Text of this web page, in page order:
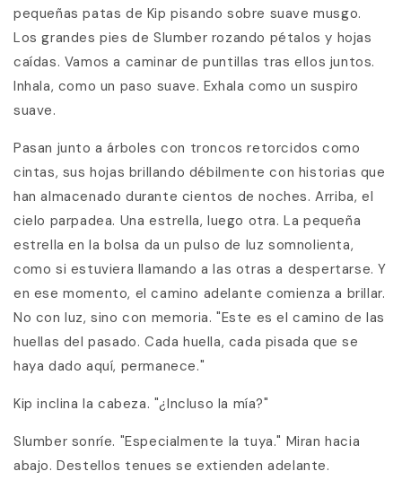
pequeñas patas de Kip pisando sobre suave musgo.
Los grandes pies de Slumber rozando pétalos y hojas
caídas. Vamos a caminar de puntillas tras ellos juntos.
Inhala, como un paso suave. Exhala como un suspiro
suave.
Pasan junto a árboles con troncos retorcidos como
cintas, sus hojas brillando débilmente con historias que
han almacenado durante cientos de noches. Arriba, el
cielo parpadea. Una estrella, luego otra. La pequeña
estrella en la bolsa da un pulso de luz somnolienta,
como si estuviera llamando a las otras a despertarse. Y
en ese momento, el camino adelante comienza a brillar.
No con luz, sino con memoria. "Este es el camino de las
huellas del pasado. Cada huella, cada pisada que se
haya dado aquí, permanece."
Kip inclina la cabeza. "¿Incluso la mía?"
Slumber sonríe. "Especialmente la tuya." Miran hacia
abajo. Destellos tenues se extienden adelante.